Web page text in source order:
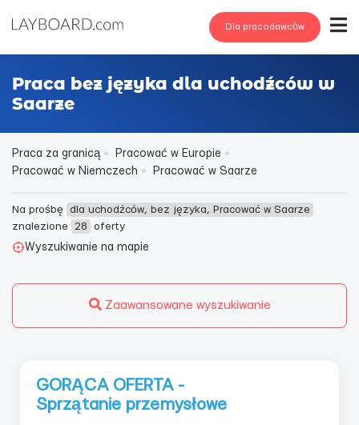
Dla pracodawców
Praca bez języka dla uchodźców w
Saarze
Praca za granicą
Pracować w Europie
Pracować w Niemczech
Pracować w Saarze
Na prośbę dla uchodźców, bez języka, Pracować w Saarze
znalezione
28
oferty
Wyszukiwanie na mapie
Zaawansowane wyszukiwanie
GORĄCA OFERTA -
Sprzątanie przemysłowe